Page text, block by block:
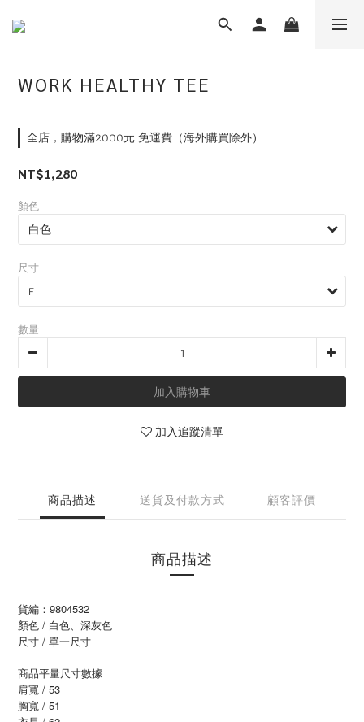
WORK HEALTHY TEE
全店，購物滿2000元 免運費（海外購買除外）
NT$1,280
顏色
尺寸
數量
加入購物車
加入追蹤清單
商品描述 送貨及付款方式 顧客評價
商品描述
貨編：9804532
顏色 / 白色、深灰色
尺寸 / 單一尺寸
商品平量尺寸數據
肩寬 / 53
胸寬 / 51